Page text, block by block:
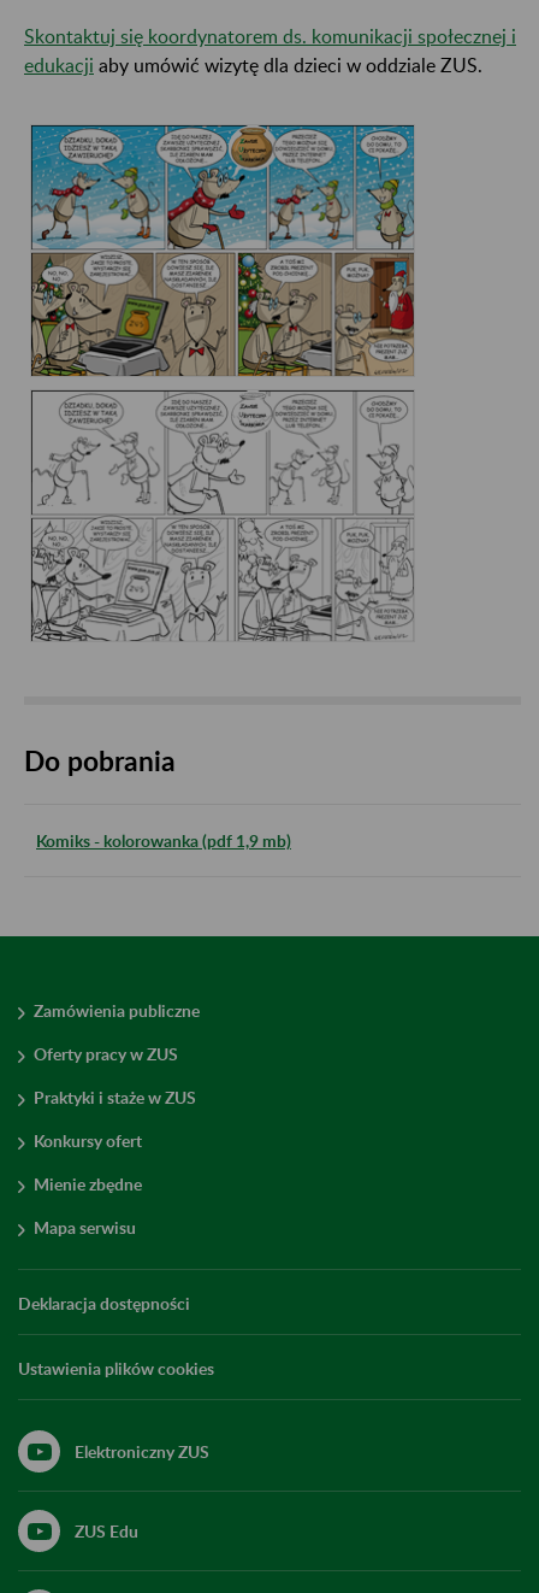
Skontaktuj się koordynatorem ds. komunikacji społecznej i
edukacji aby umówić wizytę dla dzieci w oddziale ZUS.
Do pobrania
Komiks - kolorowanka (pdf 1,9 mb)
Zamówienia publiczne
Oferty pracy w ZUS
Praktyki i staże w ZUS
Konkursy ofert
Mienie zbędne
Mapa serwisu
Deklaracja dostępności
Ustawienia plików cookies
Elektroniczny ZUS
ZUS Edu